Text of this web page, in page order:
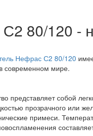
80/120 -
Нефрас С2 80/120
современном мире.
представляет собой
прозрачного или
примеси.